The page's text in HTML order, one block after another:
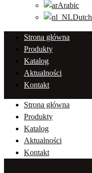
Arabic
Dutch
Strona główna
Produkty
Katalog
Aktualności
Kontakt
Strona główna
Produkty
Katalog
Aktualności
Kontakt